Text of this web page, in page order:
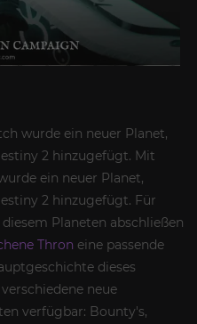
wurde ein neuer Planet,
2 hinzugefügt. Mit
ein neuer Planet,
2 hinzugefügt. Für
Planeten abschließen
Thron eine passende
dieses
neue
verfügbar: Bounty's,